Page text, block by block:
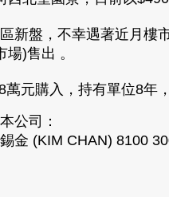
新盤，不幸遇著近月樓
)售出 。
萬元購入，持有單位8年
公司：
金 (KIM CHAN) 8100